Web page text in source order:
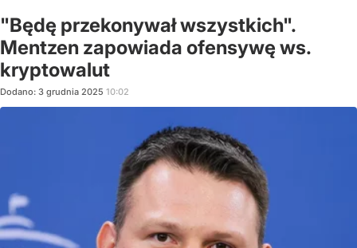
"Będę przekonywał wszystkich".
Mentzen zapowiada ofensywę ws.
kryptowalut
Dodano: 3 grudnia 2025 10:02